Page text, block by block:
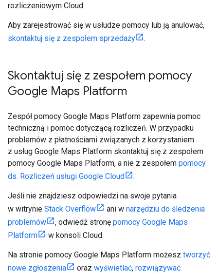
rozliczeniowym Cloud.
Aby zarejestrować się w usłudze pomocy lub ją anulować,
skontaktuj się z zespołem sprzedaży
.
Skontaktuj się z zespołem pomocy
Google Maps Platform
Zespół pomocy Google Maps Platform zapewnia pomoc
techniczną i pomoc dotyczącą rozliczeń. W przypadku
problemów z płatnościami związanych z korzystaniem
z usług Google Maps Platform skontaktuj się z zespołem
pomocy Google Maps Platform, a nie z zespołem pomocy
ds. Rozliczeń usługi Google Cloud
.
Jeśli nie znajdziesz odpowiedzi na swoje pytania
w witrynie Stack Overflow ani w narzędziu do śledzenia
problemów
, odwiedź stronę pomocy Google Maps
Platform
w konsoli Cloud.
Na stronie pomocy Google Maps Platform możesz tworzyć
nowe zgłoszenia
oraz wyświetlać, rozwiązywać